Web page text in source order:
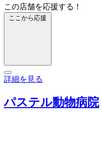
この店舗を応援する！
ここから応援
詳細を見る
パステル動物病院